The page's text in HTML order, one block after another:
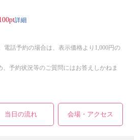
詳細
話予約の場合は、表示価格より1,000円の
予約状況等のご質問にはお答えしかねま
当日の流れ 会場・アクセス